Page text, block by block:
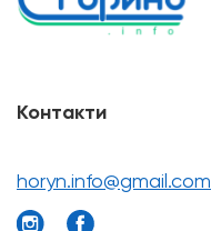
Контакти
horyn.info@gmail.com